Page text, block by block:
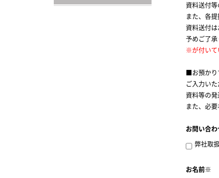
資料送付
また、各
資料送付
予めご了
※が付いて
■お預か
ご入力い
資料等の
また、必
お問い合
弊社取
お名前※